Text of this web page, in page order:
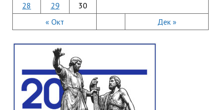
« Окт Дек »
28
29 30